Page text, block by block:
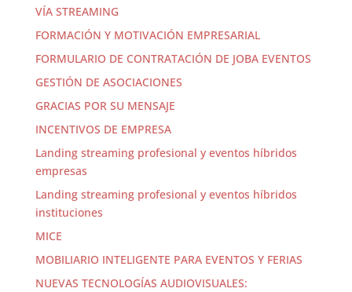
VÍA STREAMING
FORMACIÓN Y MOTIVACIÓN EMPRESARIAL
FORMULARIO DE CONTRATACIÓN DE JOBA EVENTOS
GESTIÓN DE ASOCIACIONES
GRACIAS POR SU MENSAJE
INCENTIVOS DE EMPRESA
Landing streaming profesional y eventos híbridos
empresas
Landing streaming profesional y eventos híbridos
instituciones
MICE
MOBILIARIO INTELIGENTE PARA EVENTOS Y FERIAS
NUEVAS TECNOLOGÍAS AUDIOVISUALES: